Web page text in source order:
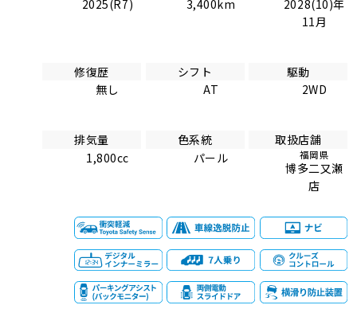
2025(R7)
3,400km
2028(10)年
11月
修復歴
無し
シフト
AT
駆動
2WD
排気量
1,800cc
色系統
パール
取扱店舗
福岡県
博多二又瀬
店